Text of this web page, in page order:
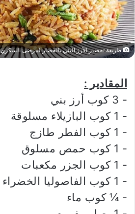
طريقة تحضير الأرز البني بالخضار لمرضى السكري
المقادير :
‏- 3 كوب أرز بني
‏- 1 كوب البازيلاء مسلوقة
‏- 1 كوب الفطر طازج
‏- 1 كوب حمص مسلوق
‏- 1 كوب الجزر مكعبات
‏- 1 كوب الفاصوليا الخضراء مقطعة
‏- ¼ كوب ماء